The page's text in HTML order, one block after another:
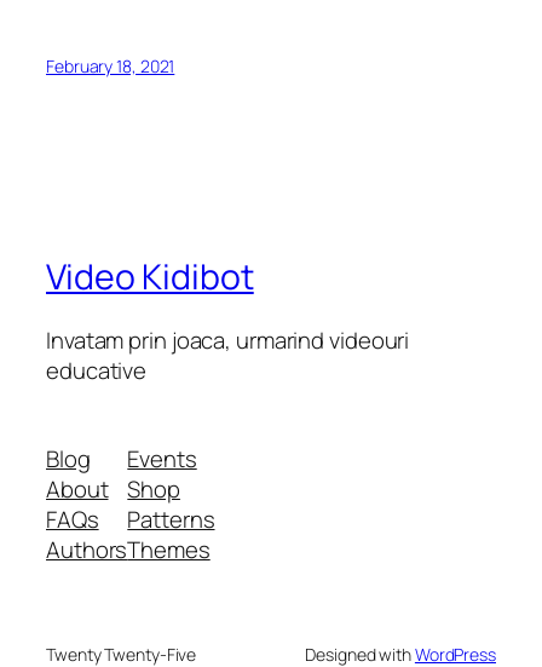
February 18, 2021
Video Kidibot
Invatam prin joaca, urmarind videouri
educative
Blog
About
FAQs
Authors
Events
Shop
Patterns
Themes
Twenty Twenty-Five Designed withWordPress